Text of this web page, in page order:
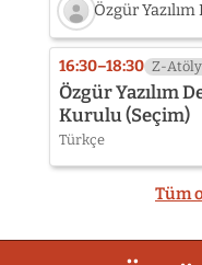
Konuşmacı
fotoğrafı
henüz
eklenmedi:
Özgür
Yazılım
Derneği
Özgür
16:30–18:30 Z-
Özgür Yazılım
Kurulu (Seçim)
Türkçe
Tüm